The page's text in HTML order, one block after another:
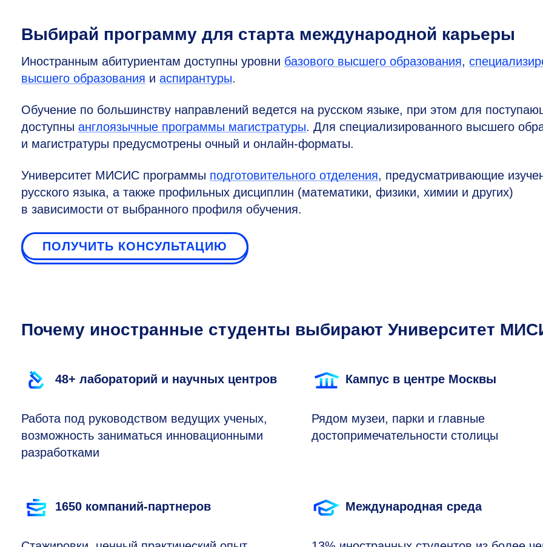
Выбирай программу для старта международной карьеры
Иностранным абитуриентам доступны уровни базового высшего образования,
высшего образования и аспирантуры.
Обучение по большинству направлений ведется на русском языке, при этом для
доступны англоязычные программы магистратуры. Для специализированного высшего
и магистратуры предусмотрены очный и онлайн-форматы.
Университет МИСИС программы подготовительного отделения, предусматривающие
русского языка, а также профильных дисциплин (математики, физики, химии и других)
в зависимости от выбранного профиля обучения.
ПОЛУЧИТЬ КОНСУЛЬТАЦИЮ
Почему иностранные студенты выбирают Университет
48+ лабораторий и научных центров
Работа под руководством ведущих ученых,
возможность заниматься инновационными
разработками
Кампус в центре Москвы
Рядом музеи, парки и главные
достопримечательности столицы
1650 компаний-партнеров Международная среда